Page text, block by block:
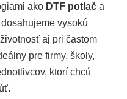
ako DTF potlač a
vysokú
aj pri častom
pre firmy, školy,
ktorí chcú